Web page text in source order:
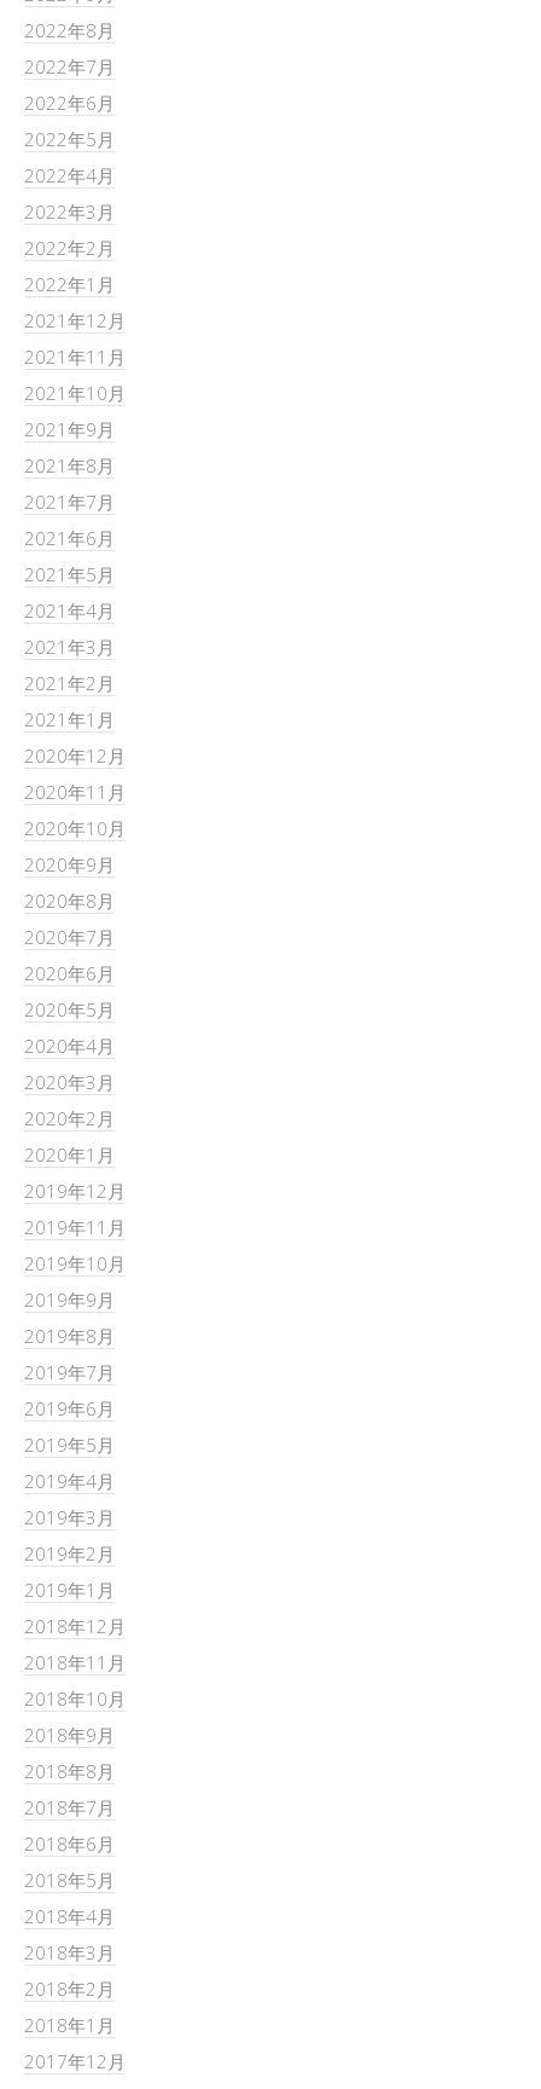
2022年8月
2022年7月
2022年6月
2022年5月
2022年4月
2022年3月
2022年2月
2022年1月
2021年12月
2021年11月
2021年10月
2021年9月
2021年8月
2021年7月
2021年6月
2021年5月
2021年4月
2021年3月
2021年2月
2021年1月
2020年12月
2020年11月
2020年10月
2020年9月
2020年8月
2020年7月
2020年6月
2020年5月
2020年4月
2020年3月
2020年2月
2020年1月
2019年12月
2019年11月
2019年10月
2019年9月
2019年8月
2019年7月
2019年6月
2019年5月
2019年4月
2019年3月
2019年2月
2019年1月
2018年12月
2018年11月
2018年10月
2018年9月
2018年8月
2018年7月
2018年6月
2018年5月
2018年4月
2018年3月
2018年2月
2018年1月
2017年12月